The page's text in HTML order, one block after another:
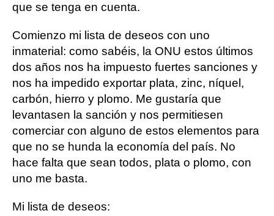
que se tenga en cuenta.
Comienzo mi lista de deseos con uno
inmaterial: como sabéis, la ONU estos últimos
dos años nos ha impuesto fuertes sanciones y
nos ha impedido exportar plata, zinc, níquel,
carbón, hierro y plomo. Me gustaría que
levantasen la sanción y nos permitiesen
comerciar con alguno de estos elementos para
que no se hunda la economía del país. No
hace falta que sean todos, plata o plomo, con
uno me basta.
Mi lista de deseos: